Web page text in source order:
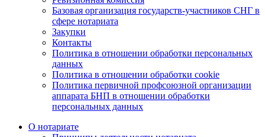
Базовая организация государств-участников СНГ в
сфере нотариата
Закупки
Контакты
Политика в отношении обработки персональных
данных
Политика в отношении обработки cookie
Политика первичной профсоюзной организации
аппарата БНП в отношении обработки
персональных данных
О нотариате